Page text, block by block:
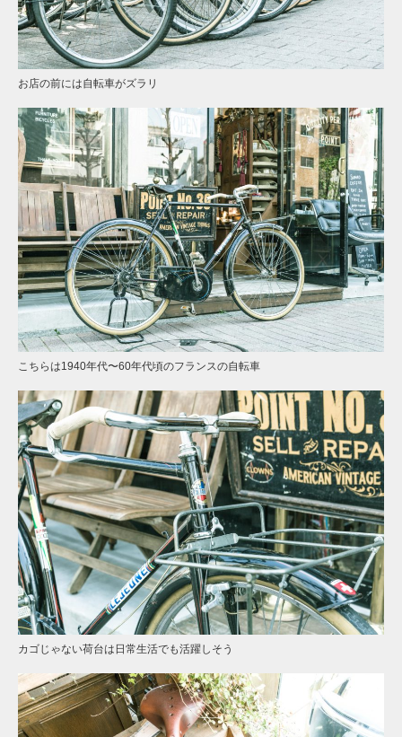
お店の前には自転車がズラリ
こちらは1940年代〜60年代頃のフランスの自転車
カゴじゃない荷台は日常生活でも活躍しそう